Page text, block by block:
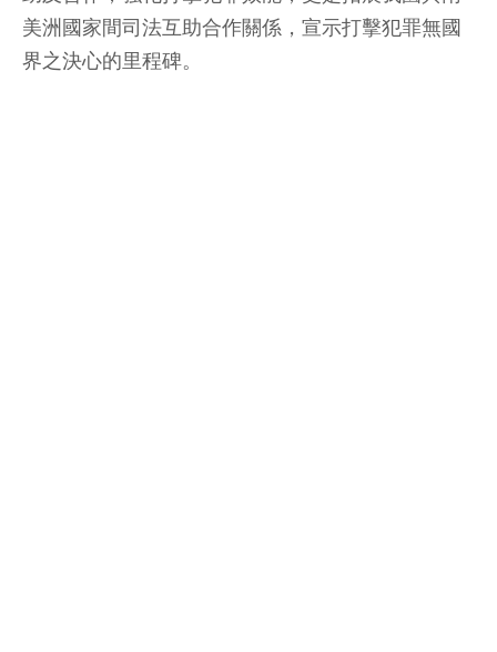
美洲國家間司法互助合作關係，宣示打擊犯罪無國
界之決心的里程碑。